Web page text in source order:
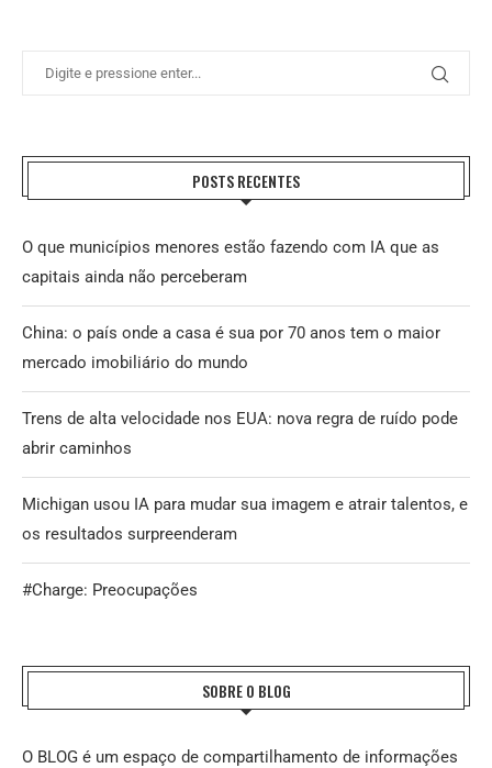
POSTS RECENTES
O que municípios menores estão fazendo com IA que as
capitais ainda não perceberam
China: o país onde a casa é sua por 70 anos tem o maior
mercado imobiliário do mundo
Trens de alta velocidade nos EUA: nova regra de ruído pode
abrir caminhos
Michigan usou IA para mudar sua imagem e atrair talentos, e
os resultados surpreenderam
#Charge: Preocupações
SOBRE O BLOG
O BLOG é um espaço de compartilhamento de informações